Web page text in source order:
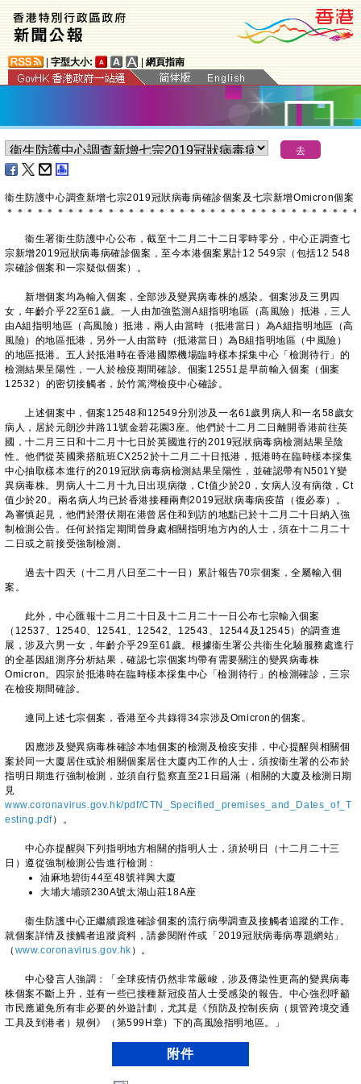
字型大小: 網頁指南
衞生防護中心調查新增七宗2019冠狀病毒病確診個案及七宗新增Omicron個案
＊ ＊ ＊ ＊ ＊ ＊ ＊ ＊ ＊ ＊ ＊ ＊ ＊ ＊ ＊ ＊ ＊ ＊ ＊ ＊ ＊ ＊ ＊ ＊ ＊ ＊ ＊ ＊ ＊ ＊ ＊ ＊ ＊ ＊ ＊
衞生署衞生防護中心公布，截至十二月二十二日零時零分，中心正調查七
宗新增2019冠狀病毒病確診個案，至今本港個案累計12 549宗（包括12 548
宗確診個案和一宗疑似個案）。
新增個案均為輸入個案，全部涉及變異病毒株的感染。個案涉及三男四
女，年齡介乎22至61歲。一人由加強監測A組指明地區（高風險）抵港，三人
由A組指明地區（高風險）抵港，兩人由當時（抵港當日）為A組指明地區（高
風險）的地區抵港，另外一人由當時（抵港當日）為B組指明地區（中風險）
的地區抵港。五人於抵港時在香港國際機場臨時樣本採集中心「檢測待行」的
檢測結果呈陽性，一人於檢疫期間確診。個案12551是早前輸入個案（個案
12532）的密切接觸者，於竹篙灣檢疫中心確診。
上述個案中，個案12548和12549分別涉及一名61歲男病人和一名58歲女
病人，居於元朗沙井路11號金碧花園3座。他們於十二月二日離開香港前往英
國，十二月三日和十二月十七日於英國進行的2019冠狀病毒病檢測結果呈陰
性。他們從英國乘搭航班CX252於十二月二十日抵港，抵港時在臨時樣本採集
中心抽取樣本進行的2019冠狀病毒病檢測結果呈陽性，並確認帶有N501Y變
異病毒株。男病人十二月十九日出現病徵，Ct值少於20，女病人沒有病徵，Ct
值少於20。兩名病人均已於香港接種兩劑2019冠狀病毒病疫苗（復必泰）。
為審慎起見，他們於潛伏期在港曾居住和到訪的地點已於十二月二十日納入強
制檢測公告。任何於指定期間曾身處相關指明地方內的人士，須在十二月二十
二日或之前接受強制檢測。
過去十四天（十二月八日至二十一日）累計報告70宗個案，全屬輸入個
案。
此外，中心匯報十二月二十日及十二月二十一日公布七宗輸入個案
（12537、12540、12541、12542、12543、12544及12545）的調查進
展，涉及六男一女，年齡介乎29至61歲。根據衞生署公共衞生化驗服務處進行
的全基因組測序分析結果，確認七宗個案均帶有需要關注的變異病毒株
Omicron。四宗於抵港時在臨時樣本採集中心「檢測待行」的檢測確診，三宗
在檢疫期間確診。
連同上述七宗個案，香港至今共錄得34宗涉及Omicron的個案。
因應涉及變異病毒株確診本地個案的檢測及檢疫安排，中心提醒與相關個
案於同一大廈居住或於相關個案居住大廈內工作的人士，須按衞生署的公布於
指明日期進行強制檢測，並須自行監察直至21日屆滿（相關的大廈及檢測日期
見
www.coronavirus.gov.hk/pdf/CTN_Specified_premises_and_Dates_of_T
esting.pdf）。
中心亦提醒與下列指明地方相關的指明人士，須於明日（十二月二十三
日）遵從強制檢測公告進行檢測：
油麻地碧街44至48號祥興大廈
大埔大埔頭230A號太湖山莊18A座
衞生防護中心正繼續跟進確診個案的流行病學調查及接觸者追蹤的工作。
就個案詳情及接觸者追蹤資料，請參閱附件或「2019冠狀病毒病專題網站」
（ www.coronavirus.gov.hk ）。
​中心發言人強調：「全球疫情仍然非常嚴峻，涉及傳染性更高的變異病毒
株個案不斷上升，並有一些已接種新冠疫苗人士受感染的報告。中心強烈呼籲
市民應避免所有非必要的外遊計劃，尤其是《預防及控制疾病（規管跨境交通
工具及到港者）規例》（第599H章）下的高風險指明地區。」
附件